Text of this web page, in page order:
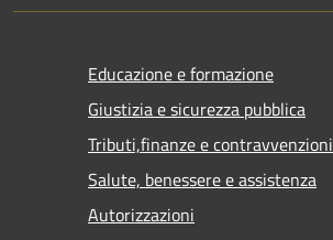
Educazione e formazione
Giustizia e sicurezza pubblica
Tributi,finanze e contravvenzioni
Salute, benessere e assistenza
Autorizzazioni